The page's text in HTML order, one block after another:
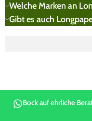
Welche Marken an
Gibt es auch
Bock auf ehrliche